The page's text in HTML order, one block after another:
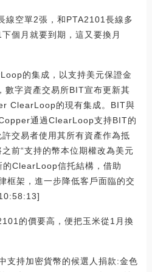
線空單2張，和PTA2101長線多
個月就要到期，這又要換月
的集成，以支持美元保證金
數字資產交易所BIT宣布更新其
ClearLoop的現有集成。BIT與
通過ClearLoop支持BIT的
交易者使用其所有資產作為抵
前“支持的幣本位期權改為美元
的ClearLoop信托結構，借助
框架，進一步降低客戶面臨的交
的價要高，便把玉米從1月換
支持加密貨幣的候選人捐款:金色